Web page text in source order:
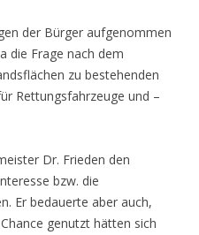
der Bürger aufgenommen
die Frage nach dem
zu bestehenden
Rettungsfahrzeuge und –
Dr. Frieden den
bzw. die
Er bedauerte aber auch,
genutzt hätten sich